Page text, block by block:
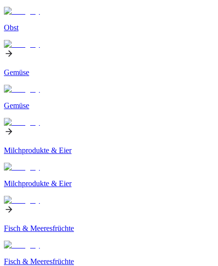
Obst
Gemüse
Gemüse
Milchprodukte & Eier
Milchprodukte & Eier
Fisch & Meeresfrüchte
Fisch & Meeresfrüchte